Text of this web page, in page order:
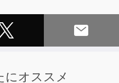
にオススメ